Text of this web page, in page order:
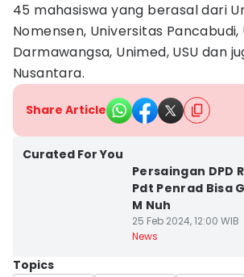
45 mahasiswa yang berasal dari
Nomensen, Universitas Pancabudi,
Darmawangsa, Unimed, USU dan
Nusantara.
Share Article
Curated For You
Persaingan DPD
Pdt Penrad Bisa
M Nuh
25 Feb 2024, 12:00 WIB
News
Topics